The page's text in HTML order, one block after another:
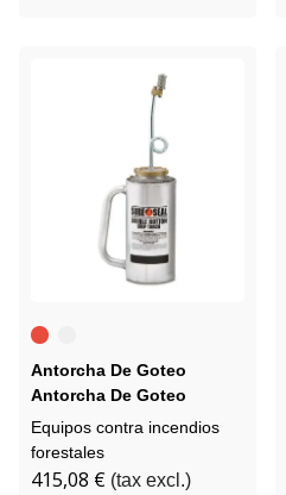
Rojo
Antorcha De Goteo
Antorcha De Goteo
SureSeal 5L
Equipos contra incendios
forestales
415,08 € (tax excl.)